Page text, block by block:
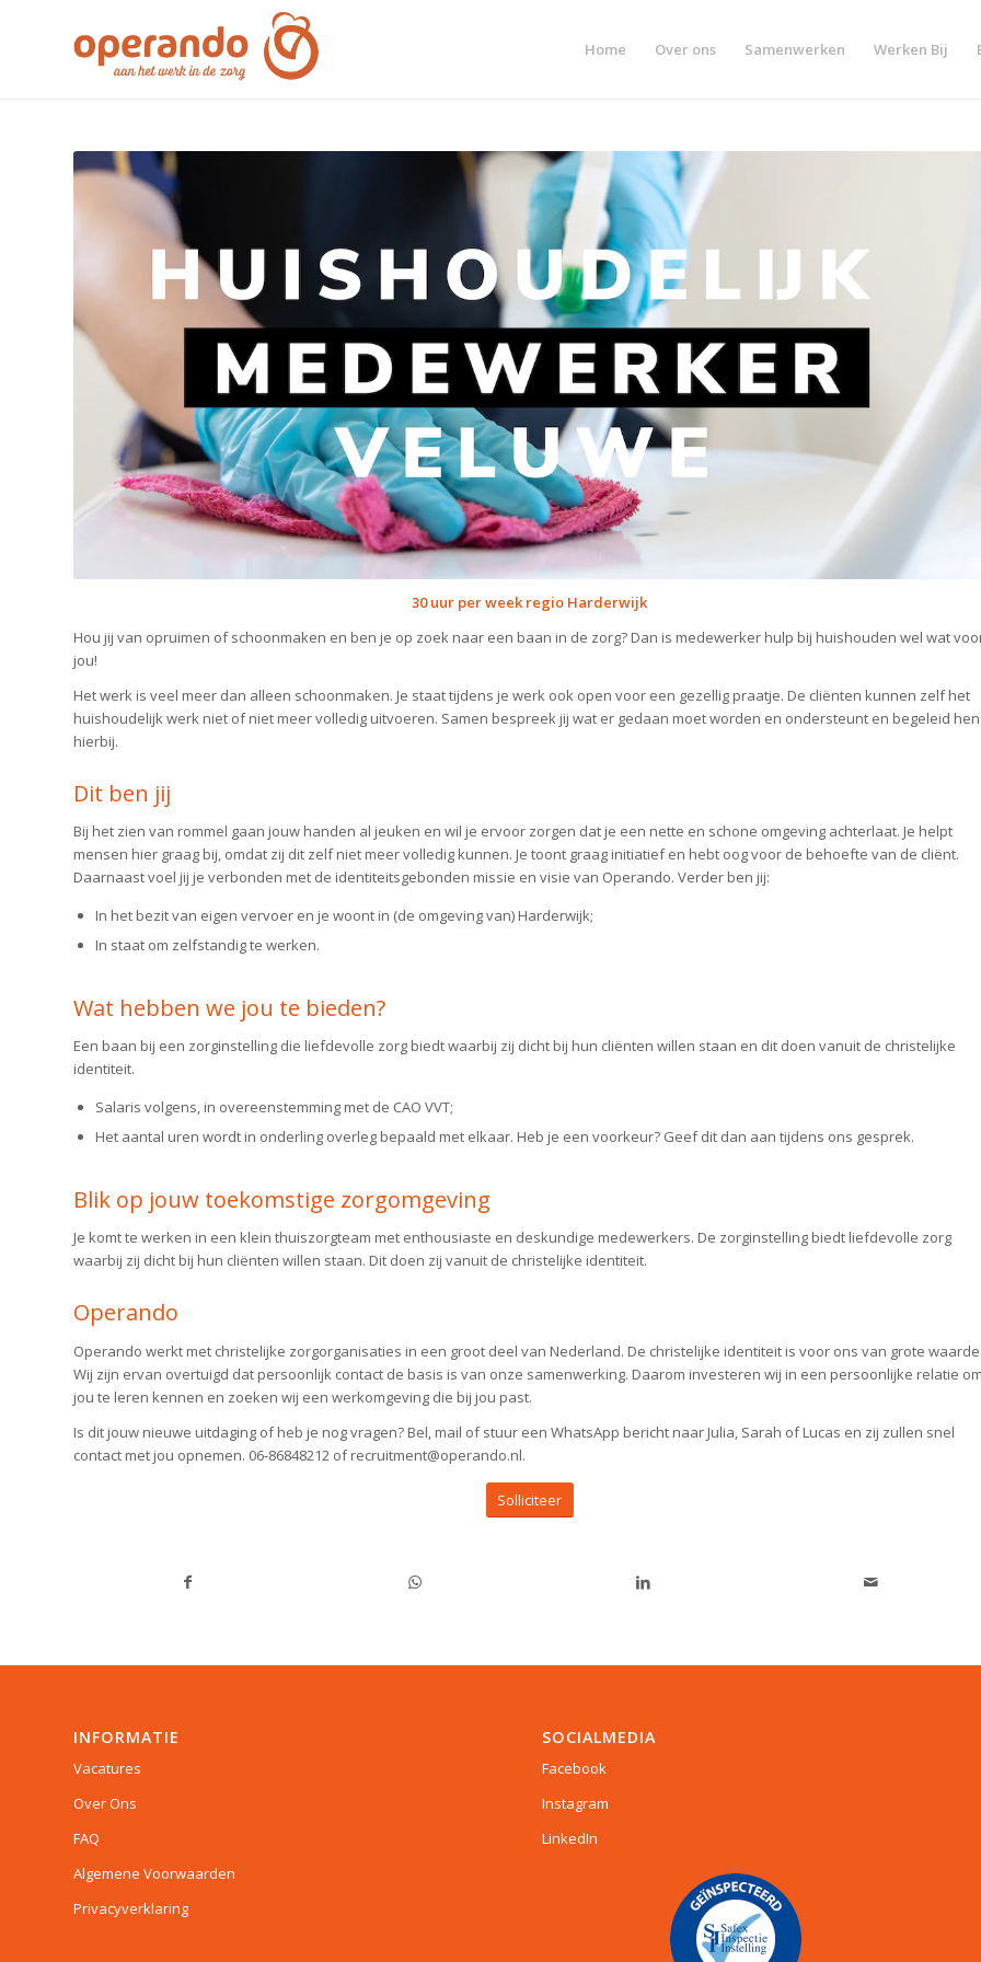
Home Over ons Samenwerken Werken Bij
30 uur per week regio Harderwijk
Hou jij van opruimen of schoonmaken en ben je op zoek naar een baan in de zorg? Dan is medewerker hulp bij huishouden wel wat
jou!
Het werk is veel meer dan alleen schoonmaken. Je staat tijdens je werk ook open voor een gezellig praatje. De cliënten kunnen zelf het
huishoudelijk werk niet of niet meer volledig uitvoeren. Samen bespreek jij wat er gedaan moet worden en ondersteunt en begeleid hen
hierbij.
Dit ben jij
Bij het zien van rommel gaan jouw handen al jeuken en wil je ervoor zorgen dat je een nette en schone omgeving achterlaat. Je helpt
mensen hier graag bij, omdat zij dit zelf niet meer volledig kunnen. Je toont graag initiatief en hebt oog voor de behoefte van de cliënt.
Daarnaast voel jij je verbonden met de identiteitsgebonden missie en visie van Operando. Verder ben jij:
In het bezit van eigen vervoer en je woont in (de omgeving van) Harderwijk;
In staat om zelfstandig te werken.
Wat hebben we jou te bieden?
Een baan bij een zorginstelling die liefdevolle zorg biedt waarbij zij dicht bij hun cliënten willen staan en dit doen vanuit de christelijke
identiteit.
Salaris volgens, in overeenstemming met de CAO VVT;
Het aantal uren wordt in onderling overleg bepaald met elkaar. Heb je een voorkeur? Geef dit dan aan tijdens ons gesprek.
Blik op jouw toekomstige zorgomgeving
Je komt te werken in een klein thuiszorgteam met enthousiaste en deskundige medewerkers. De zorginstelling biedt liefdevolle zorg
waarbij zij dicht bij hun cliënten willen staan. Dit doen zij vanuit de christelijke identiteit.
Operando
Operando werkt met christelijke zorgorganisaties in een groot deel van Nederland. De christelijke identiteit is voor ons van grote
Wij zijn ervan overtuigd dat persoonlijk contact de basis is van onze samenwerking. Daarom investeren wij in een persoonlijke relatie
jou te leren kennen en zoeken wij een werkomgeving die bij jou past.
Is dit jouw nieuwe uitdaging of heb je nog vragen? Bel, mail of stuur een WhatsApp bericht naar Julia, Sarah of Lucas en zij zullen snel
contact met jou opnemen. 06-86848212 of recruitment@operando.nl.
Solliciteer
INFORMATIE
Vacatures
Over Ons
FAQ
Algemene Voorwaarden
Privacyverklaring
SOCIALMEDIA
Facebook
Instagram
LinkedIn